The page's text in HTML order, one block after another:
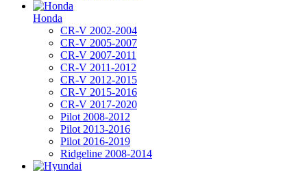
Honda
CR-V 2002-2004
CR-V 2005-2007
CR-V 2007-2011
CR-V 2011-2012
CR-V 2012-2015
CR-V 2015-2016
CR-V 2017-2020
Pilot 2008-2012
Pilot 2013-2016
Pilot 2016-2019
Ridgeline 2008-2014